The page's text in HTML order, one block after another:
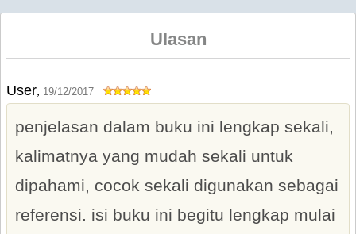
Ulasan
User, 19/12/2017
penjelasan dalam buku ini lengkap sekali,
kalimatnya yang mudah sekali untuk
dipahami, cocok sekali digunakan sebagai
referensi. isi buku ini begitu lengkap mulai